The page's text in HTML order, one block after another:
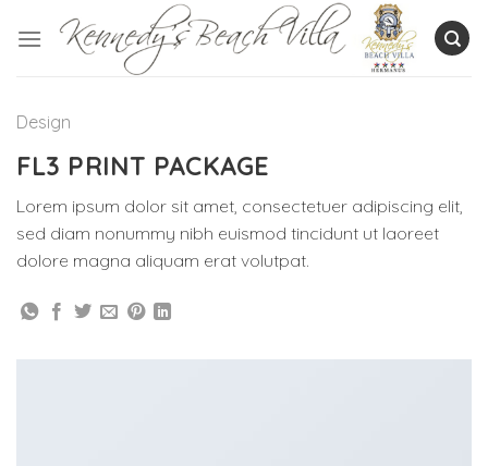
Design
FL3 PRINT PACKAGE
Lorem ipsum dolor sit amet, consectetuer adipiscing elit,
sed diam nonummy nibh euismod tincidunt ut laoreet
dolore magna aliquam erat volutpat.